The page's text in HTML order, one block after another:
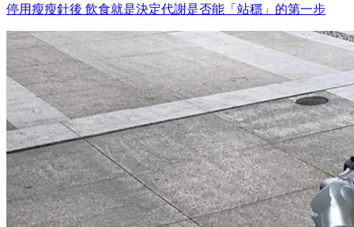
停用瘦瘦針後 飲食就是決定代謝是否能「站穩」的第一步